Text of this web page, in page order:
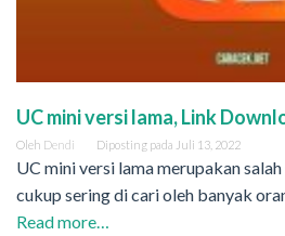
UC mini versi lama, Link
Oleh Dendi Diposting pada Juli 13, 2022
UC mini versi lama merupakan
cukup sering di cari oleh banyak
Read more…